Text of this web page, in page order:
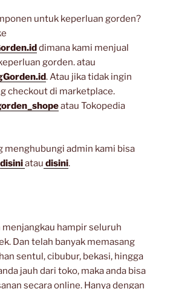
untuk keperluan gorden?
dimana kami menjual
gorden. atau
. Atau jika tidak ingin
checkout di marketplace.
atau Tokopedia
menghubungi admin kami bisa
disiniatau disini.
menjangkau hampir seluruh
Dan telah banyak memasang
sentul, cibubur, bekasi, hingga
jauh dari toko, maka anda bisa
secara online. Hanya dengan